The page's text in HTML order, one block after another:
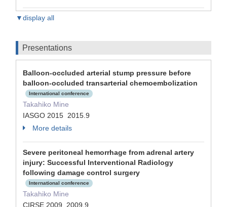
▼display all
Presentations
Balloon-occluded arterial stump pressure before
balloon-occluded transarterial chemoembolization
International conference
Takahiko Mine
IASGO 2015 2015.9
More details
Severe peritoneal hemorrhage from adrenal artery
injury: Successful Interventional Radiology
following damage control surgery
International conference
Takahiko Mine
CIRSE 2009 2009.9